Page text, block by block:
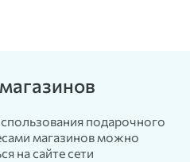
подарочного
магазинов можно
на сайте сети